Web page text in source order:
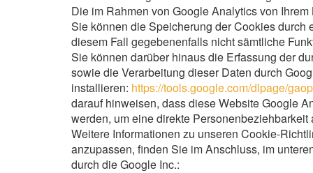
Die im Rahmen von Google Analytics von
Sie können die Speicherung der Cookies
diesem Fall gegebenenfalls nicht sämtliche
Sie können darüber hinaus die Erfassung der
sowie die Verarbeitung dieser Daten durch
installieren: https://tools.google.com/dlpage/
darauf hinweisen, dass diese Website Google
werden, um eine direkte
Weitere Informationen zu unseren Cookie-
anzupassen, finden Sie im Anschluss, im
durch die Google Inc.: